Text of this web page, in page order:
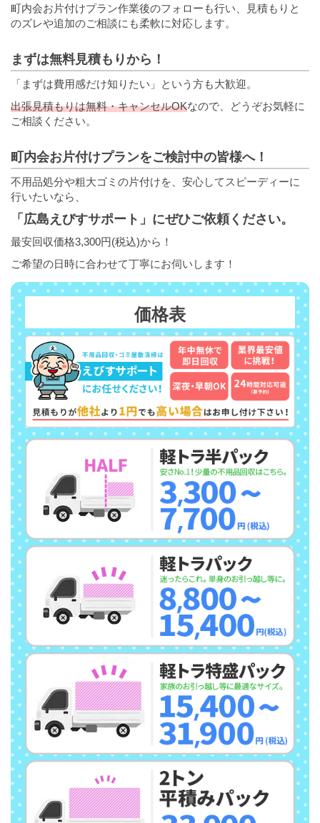
町内会お片付けプラン作業後のフォローも行い、見積もりと
のズレや追加のご相談にも柔軟に対応します。
まずは無料見積もりから！
「まずは費用感だけ知りたい」という方も大歓迎。
出張見積もりは無料・キャンセルOKなので、どうぞお気軽に
ご相談ください。
町内会お片付けプランをご検討中の皆様へ！
不用品処分や粗大ゴミの片付けを、安心してスピーディーに
行いたいなら、
「広島えびすサポート」にぜひご依頼ください。
最安回収価格3,300円(税込)から！
ご希望の日時に合わせて丁寧にお伺いします！
価格表